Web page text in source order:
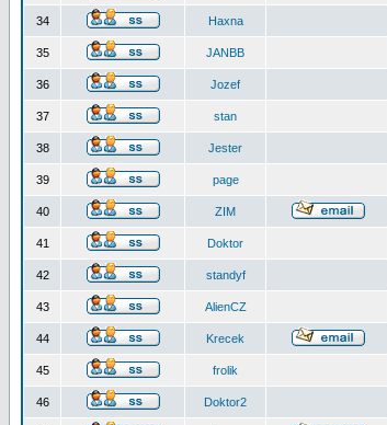
34 Haxna
35 JANBB
36 Jozef
37 stan
38 Jester
39 page
40 ZIM
41 Doktor
42 standyf
43 AlienCZ
44 Krecek
45 frolik
46 Doktor2